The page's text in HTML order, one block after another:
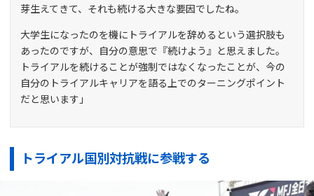
芽生えてきて、それも続ける大きな要因でしたね。
大学生になったのを機にトライアルを辞めるという選択肢も
あったのですが、自分の意思で『続けよう』と思えました。
トライアルを続けることが強制ではなくなったことが、今の
自分のトライアルキャリアを語る上でのターニングポイント
だと思います」
トライアル国別対抗戦に参戦する